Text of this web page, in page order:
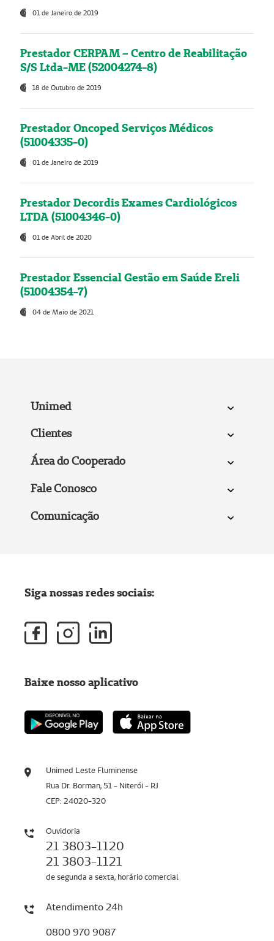
01 de Janeiro de 2019
Prestador CERPAM – Centro de Reabilitação
S/S Ltda-ME (52004274-8)
18 de Outubro de 2019
Prestador Oncoped Serviços Médicos
(51004335-0)
01 de Janeiro de 2019
Prestador Decordis Exames Cardiológicos
LTDA (51004346-0)
01 de Abril de 2020
Prestador Essencial Gestão em Saúde Ereli
(51004354-7)
04 de Maio de 2021
Unimed
Clientes
Área do Cooperado
Fale Conosco
Comunicação
Unimed Leste Fluminense
Rua Dr. Borman, 51 - Niterói - RJ
CEP: 24020-320
Ouvidoria
21 3803-1120
21 3803-1121
de segunda a sexta, horário comercial
Atendimento 24h
0800 970 9087
Siga nossas redes sociais:
Baixe nosso aplicativo